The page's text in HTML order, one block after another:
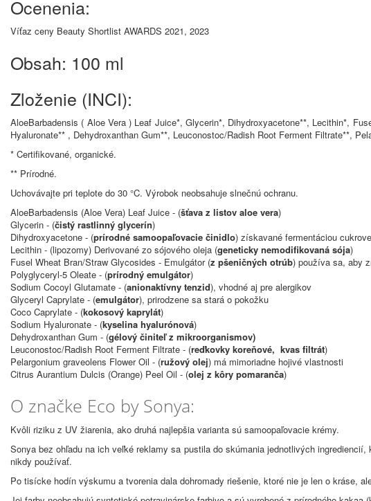
Ocenenia:
Víťaz ceny Beauty Shortlist AWARDS 2021, 2023
Obsah: 100 ml
Zloženie (INCI):
AloeBarbadensis ( Aloe Vera ) Leaf Juice*, Glycerin*, Dihydroxyacetone**, Lecithin*,
Hyaluronate** , Dehydroxanthan Gum**, Leuconostoc/Radish Root Ferment Filtrate**,
* Certifikované, organické.
** Prírodné.
Uchovávajte pri teplote do 30 °C. Výrobok neobsahuje slnečnú ochranu.
AloeBarbadensis (Aloe Vera) Leaf Juice - (šťava z listov aloe vera)
Glycerin - (čistý rastlinný glycerín)
Dihydroxyacetone - (prírodné samoopaľovacie činidlo) získavané fermentáciou
Lecithin - (lipozomy) Derivované zo sójového oleja (geneticky nemodifikovaná sója)
Fusel Wheat Bran/Straw Glycosides - Emulgátor (z pšeničných otrúb) používa sa, aby
Polyglyceryl-5 Oleate - (prírodný emulgátor)
Sodium Cocoyl Glutamate - (anionaktívny tenzid), vhodné aj pre alergikov
Glyceryl Caprylate - (emulgátor), prirodzene sa stará o pokožku
Coco Caprylate - (kokosový kaprylát)
Sodium Hyaluronate - (kyselina hyalurónová)
Dehydroxanthan Gum - (gélový činiteľ z mikroorganismov)
Leuconostoc/Radish Root Ferment Filtrate - (reďkovky koreňové, kvas filtrát)
Pelargonium graveolens Flower Oil - (ružový olej) má mimoriadne hojivé vlastnosti
Citrus Aurantium Dulcis (Orange) Peel Oil - (olej z kôry pomaranča)
O značke Eco by Sonya:
Kvôli riziku z UV žiarenia, ako druhá najlepšia varianta sú samoopaľovacie krémy.
Sonya bez ohľadu na ich veľké reklamy sa pustila do skúmania jednotlivých
nikdy používať.
Po tisícke hodín výskumu a tvorenia dala dohromady riešenie, ktoré nie je len o